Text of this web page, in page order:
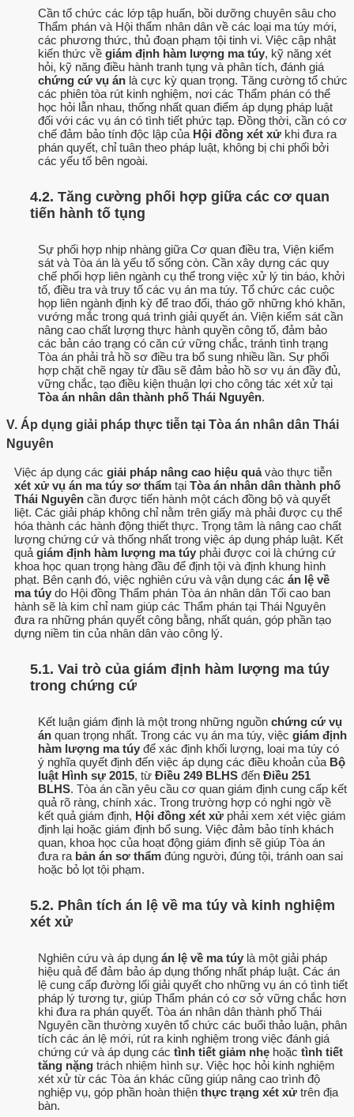
Cần tổ chức các lớp tập huấn, bồi dưỡng chuyên sâu cho
Thẩm phán và Hội thẩm nhân dân về các loại ma túy mới,
các phương thức, thủ đoạn phạm tội tinh vi. Việc cập nhật
kiến thức về giám định hàm lượng ma túy, kỹ năng xét
hỏi, kỹ năng điều hành tranh tụng và phân tích, đánh giá
chứng cứ vụ án là cực kỳ quan trọng. Tăng cường tổ chức
các phiên tòa rút kinh nghiệm, nơi các Thẩm phán có thể
học hỏi lẫn nhau, thống nhất quan điểm áp dụng pháp luật
đối với các vụ án có tình tiết phức tạp. Đồng thời, cần có cơ
chế đảm bảo tính độc lập của Hội đồng xét xử khi đưa ra
phán quyết, chỉ tuân theo pháp luật, không bị chi phối bởi
các yếu tố bên ngoài.
4.2. Tăng cường phối hợp giữa các cơ quan
tiến hành tố tụng
Sự phối hợp nhịp nhàng giữa Cơ quan điều tra, Viện kiểm
sát và Tòa án là yếu tố sống còn. Cần xây dựng các quy
chế phối hợp liên ngành cụ thể trong việc xử lý tin báo, khởi
tố, điều tra và truy tố các vụ án ma túy. Tổ chức các cuộc
họp liên ngành định kỳ để trao đổi, tháo gỡ những khó khăn,
vướng mắc trong quá trình giải quyết án. Viện kiểm sát cần
nâng cao chất lượng thực hành quyền công tố, đảm bảo
các bản cáo trạng có căn cứ vững chắc, tránh tình trạng
Tòa án phải trả hồ sơ điều tra bổ sung nhiều lần. Sự phối
hợp chặt chẽ ngay từ đầu sẽ đảm bảo hồ sơ vụ án đầy đủ,
vững chắc, tạo điều kiện thuận lợi cho công tác xét xử tại
Tòa án nhân dân thành phố Thái Nguyên.
V. Áp dụng giải pháp thực tiễn tại Tòa án nhân dân Thái
Nguyên
Việc áp dụng các giải pháp nâng cao hiệu quảvào thực tiễn
xét xử vụ án ma túy sơ thẩm tại Tòa án nhân dân thành phố
Thái Nguyên cần được tiến hành một cách đồng bộ và quyết
liệt. Các giải pháp không chỉ nằm trên giấy mà phải được cụ thể
hóa thành các hành động thiết thực. Trọng tâm là nâng cao chất
lượng chứng cứ và thống nhất trong việc áp dụng pháp luật. Kết
quả giám định hàm lượng ma túy phải được coi là chứng cứ
khoa học quan trọng hàng đầu để định tội và định khung hình
phạt. Bên cạnh đó, việc nghiên cứu và vận dụng các án lệ về
ma túy do Hội đồng Thẩm phán Tòa án nhân dân Tối cao ban
hành sẽ là kim chỉ nam giúp các Thẩm phán tại Thái Nguyên
đưa ra những phán quyết công bằng, nhất quán, góp phần tạo
dựng niềm tin của nhân dân vào công lý.
5.1. Vai trò của giám định hàm lượng ma túy
trong chứng cứ
Kết luận giám định là một trong những nguồn chứng cứ vụ
án quan trọng nhất. Trong các vụ án ma túy, việc giám định
hàm lượng ma túy để xác định khối lượng, loại ma túy có
ý nghĩa quyết định đến việc áp dụng các điều khoản của Bộ
luật Hình sự 2015, từ Điều 249 BLHS đến Điều 251
BLHS. Tòa án cần yêu cầu cơ quan giám định cung cấp kết
quả rõ ràng, chính xác. Trong trường hợp có nghi ngờ về
kết quả giám định, Hội đồng xét xử phải xem xét việc giám
định lại hoặc giám định bổ sung. Việc đảm bảo tính khách
quan, khoa học của hoạt động giám định sẽ giúp Tòa án
đưa ra bản án sơ thẩm đúng người, đúng tội, tránh oan sai
hoặc bỏ lọt tội phạm.
5.2. Phân tích án lệ về ma túy và kinh nghiệm
xét xử
Nghiên cứu và áp dụng án lệ về ma túy là một giải pháp
hiệu quả để đảm bảo áp dụng thống nhất pháp luật. Các án
lệ cung cấp đường lối giải quyết cho những vụ án có tình tiết
pháp lý tương tự, giúp Thẩm phán có cơ sở vững chắc hơn
khi đưa ra phán quyết. Tòa án nhân dân thành phố Thái
Nguyên cần thường xuyên tổ chức các buổi thảo luận, phân
tích các án lệ mới, rút ra kinh nghiệm trong việc đánh giá
chứng cứ và áp dụng các tình tiết giảm nhẹ hoặc tình tiết
tăng nặng trách nhiệm hình sự. Việc học hỏi kinh nghiệm
xét xử từ các Tòa án khác cũng giúp nâng cao trình độ
nghiệp vụ, góp phần hoàn thiện thực trạng xét xử trên địa
bàn.